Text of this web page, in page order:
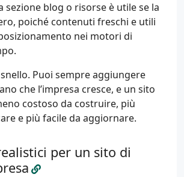
sezione blog o risorse è utile se la
poiché contenuti freschi e utili
nei motori di
Puoi sempre aggiungere
che l’impresa cresce, e un sito
costoso da costruire, più
e più facile da aggiornare.
per un sito di